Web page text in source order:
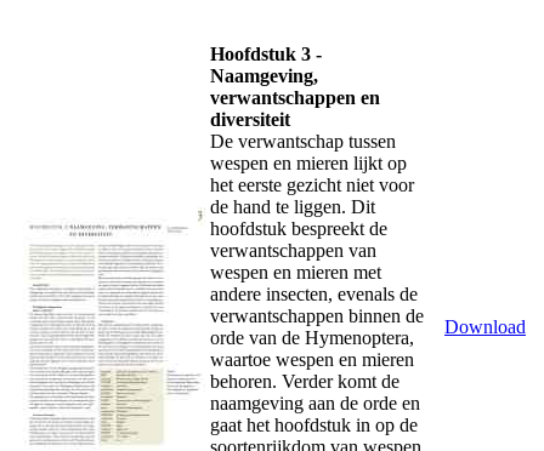
Hoofdstuk 3 -
Naamgeving,
verwantschappen en
diversiteit
De verwantschap tussen
wespen en mieren lijkt op
het eerste gezicht niet voor
de hand te liggen. Dit
hoofdstuk bespreekt de
verwantschappen van
wespen en mieren met
andere insecten, evenals de
verwantschappen binnen de
orde van de Hymenoptera,
waartoe wespen en mieren
behoren. Verder komt de
naamgeving aan de orde en
gaat het hoofdstuk in op de
soortenrijkdom van wespen
Download